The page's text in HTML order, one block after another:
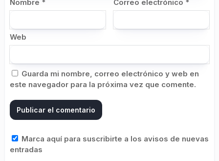
Nombre * Correo electrónico *
Web
Guarda mi nombre, correo electrónico y web en
este navegador para la próxima vez que comente.
Marca aquí para suscribirte a los avisos de nuevas
entradas